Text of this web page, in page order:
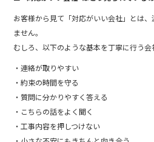
お客様から見て「対応がいい会社」とは
ません。
むしろ、以下のような基本を丁寧に行う会
・連絡が取りやすい
・約束の時間を守る
・質問に分かりやすく答える
・こちらの話をよく聞く
・工事内容を押しつけない